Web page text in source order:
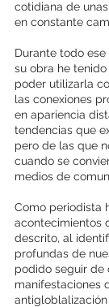
cotidiana de
en constante
Durante todo
su obra he
poder utilizarla
las conexiones
en apariencia
tendencias que
pero de las que
cuando se
medios de
Como periodista
acontecimientos
descrito, al
profundas de
podido seguir de
manifestaciones